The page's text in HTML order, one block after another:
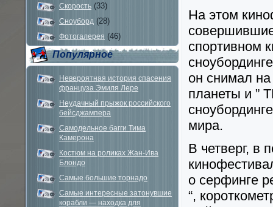
Скорость (33)
Сноуборд (28)
Фотогалерея (46)
Популярное
Невероятная история спасения
француза Эмиля Лере
Неудачный прыжок российского
бейсджампера
Самодельное багги Тима
Камерона
Костюм на роликах Жан-Ива
Блондо
Самые большие торнадо
Самые интересные затонувшие
корабли — находка для
На этом
спортивном
он снимал на
планеты и ”
мира.
В четверг, в
о серфинге
“,